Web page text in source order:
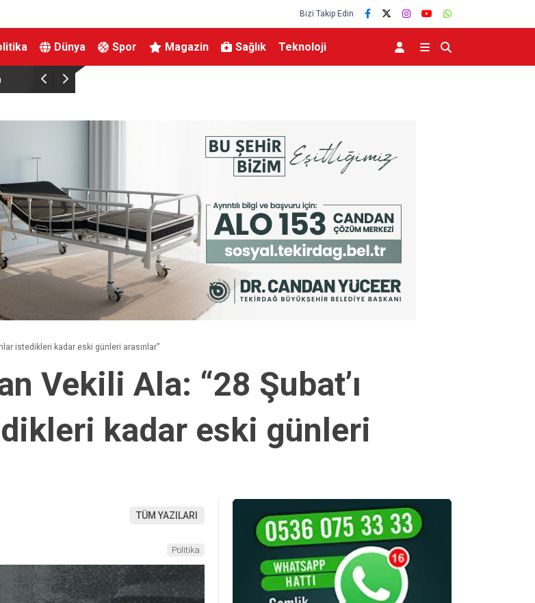
Bizi Takip Edin
Dünya Spor Magazin Sağlık Teknoloji
Almanya’da Ren Nehri’nde kuraklık alarmı: Su seviyesinde tarihi düşüş
istedikleri kadar eski günleri arasınlar”
Vekili Ala: “28 Şubat’ı
kadar eski günleri
TÜM YAZILARI
Politika